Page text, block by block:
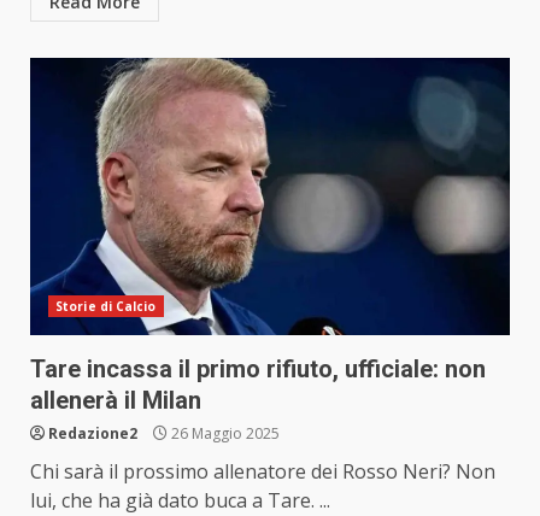
Storie di Calcio
Tare incassa il primo rifiuto, ufficiale: non
allenerà il Milan
Redazione2 26 Maggio 2025
Chi sarà il prossimo allenatore dei Rosso Neri? Non
lui, che ha già dato buca a Tare. ...